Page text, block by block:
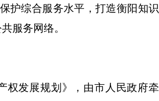
护综合服务水平，打造衡阳知识
服务网络。
发展规划》，由市人民政府牵